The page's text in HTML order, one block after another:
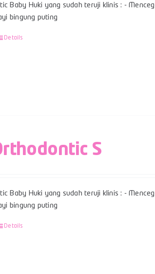
Baby Huki yang sudah teruji klinis : -
bingung puting
Details
S
Baby Huki yang sudah teruji klinis : -
bingung puting
Details